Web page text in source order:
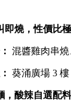
即燒，性價比
混醬雞肉串
葵涌廣場 3
酸辣自選配料